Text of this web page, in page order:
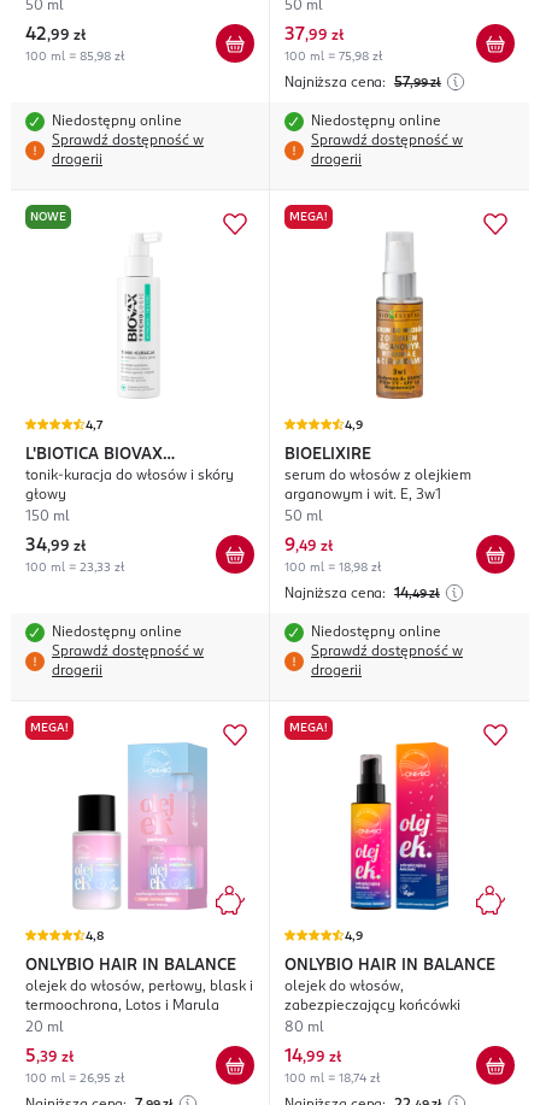
50 ml
42,99 zł
100 ml = 85,98 zł
Niedostępny online
Sprawdź dostępność w
drogerii
50 ml
37,99 zł
100 ml = 75,98 zł
Najniższa cena: 57,99 zł
Niedostępny online
Sprawdź dostępność w
drogerii
NOWE
4,7
L'BIOTICA BIOVAX
Trychologic
tonik-kuracja do włosów i skóry
głowy
150 ml
34,99 zł
100 ml = 23,33 zł
Niedostępny online
Sprawdź dostępność w
drogerii
MEGA!
4,9
BIOELIXIRE
serum do włosów z olejkiem
arganowym i wit. E, 3w1
50 ml
9,49 zł
100 ml = 18,98 zł
Najniższa cena: 14,49 zł
Niedostępny online
Sprawdź dostępność w
drogerii
MEGA!
4,8
ONLYBIO HAIR IN BALANCE
olejek do włosów, perłowy, blask i
termoochrona, Lotos i Marula
20 ml
5,39 zł
100 ml = 26,95 zł
MEGA!
4,9
ONLYBIO HAIR IN BALANCE
olejek do włosów,
zabezpieczający końcówki
80 ml
14,99 zł
100 ml = 18,74 zł